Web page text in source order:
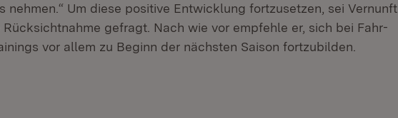
nehmen.“ Um diese positive Entwicklung fortzusetzen, sei Vernunft
gefragt. Nach wie vor empfehle er, sich bei Fahr-
vor allem zu Beginn der nächsten Saison fortzubilden.